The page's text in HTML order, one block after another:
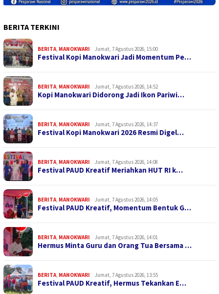
BERITA TERKINI
BERITA, MANOKWARI Jumat, 7 Agustus 2026, 15:00
Festival Kopi Manokwari Jadi Momentum Pe…
BERITA, MANOKWARI Jumat, 7 Agustus 2026, 14:52
Kopi Manokwari Didorong Jadi Ikon Pariwi…
BERITA, MANOKWARI Jumat, 7 Agustus 2026, 14:37
Festival Kopi Manokwari 2026 Resmi Digel…
BERITA, MANOKWARI Jumat, 7 Agustus 2026, 14:08
Festival PAUD Kreatif Meriahkan HUT RI k…
BERITA, MANOKWARI Jumat, 7 Agustus 2026, 14:05
Festival PAUD Kreatif, Momentum Bentuk G…
BERITA, MANOKWARI Jumat, 7 Agustus 2026, 14:01
Hermus Minta Guru dan Orang Tua Bersama …
BERITA, MANOKWARI Jumat, 7 Agustus 2026, 13:55
Festival PAUD Kreatif, Hermus Tekankan E…